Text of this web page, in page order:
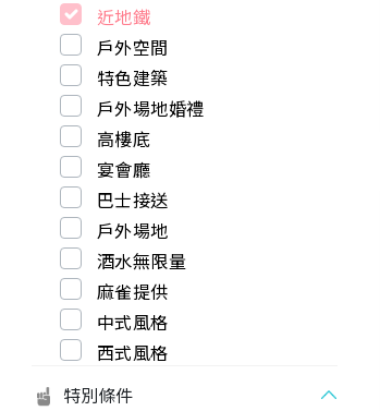
近地鐵
戶外空間
特色建築
戶外場地婚禮
高樓底
宴會廳
巴士接送
戶外場地
酒水無限量
麻雀提供
中式風格
西式風格
特別條件